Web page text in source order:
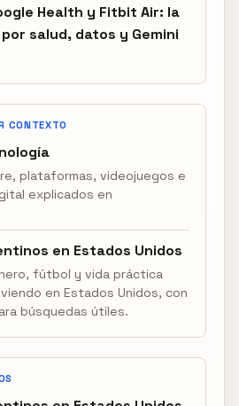
Health y Fitbit Air: la
salud, datos y Gemini
CONTEXTO
plataformas, videojuegos e
explicados en
en Estados Unidos
fútbol y vida práctica
en Estados Unidos, con
búsquedas útiles.